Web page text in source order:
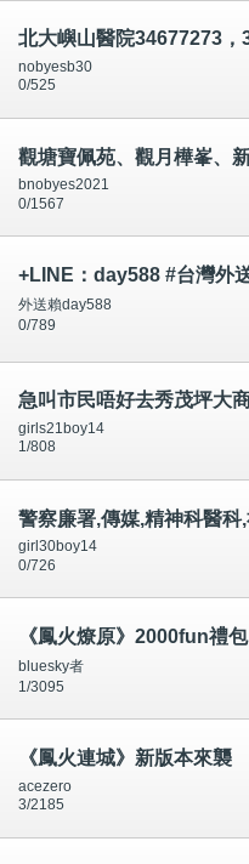
nobyesb30
0/525
bnobyes2021
0/1567
外送賴day588
0/789
girls21boy14
1/808
girl30boy14
0/726
《鳳火燎原》2000fun禮包
bluesky者
1/3095
《鳳火連城》新版本來襲
acezero
3/2185